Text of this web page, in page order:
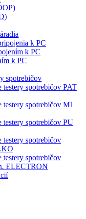
k PC
k PC
k PC
spotrebičov
testery spotrebičov PAT
testery spotrebičov MI
testery spotrebičov PU
testery spotrebičov
testery spotrebičov
ELECTRON